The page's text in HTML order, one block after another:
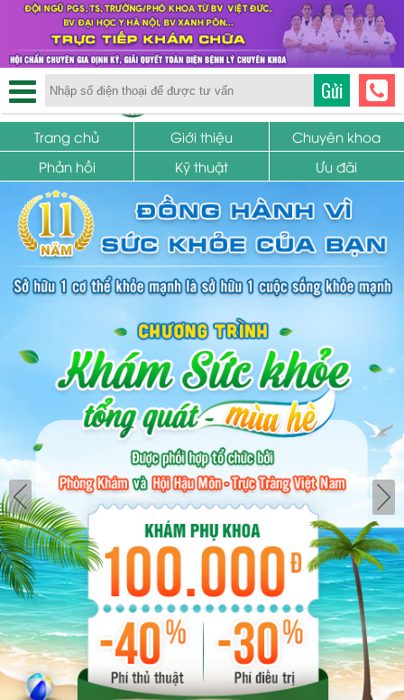
TRUNG TÂM PHỤ KHOA
SỨC KHỎE SINH SẢN
Trang chủ Giới thiệu
Chuyên khoa
Phản hồi
Kỹ thuật Ưu đãi
Gửi